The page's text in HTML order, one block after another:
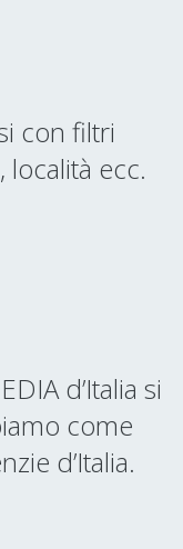
con filtri
località ecc.
d’Italia si
come
d’Italia.